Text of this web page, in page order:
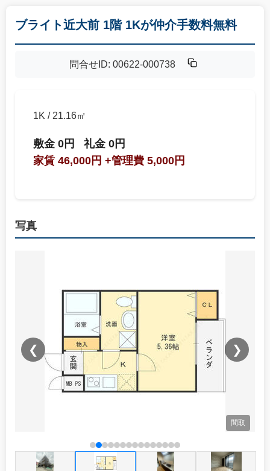
ブライト近大前 1階 1Kが仲介手数料無料
問合せID: 00622-000738
1K / 21.16㎡
敷金 0円
礼金 0円
家賃 46,000円 +管理費 5,000円
写真
間取
❮ ❯